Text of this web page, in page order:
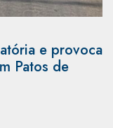
e provoca
Patos de